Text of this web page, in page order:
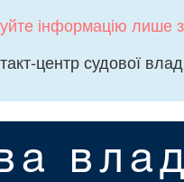
інформацію лише
центр судової